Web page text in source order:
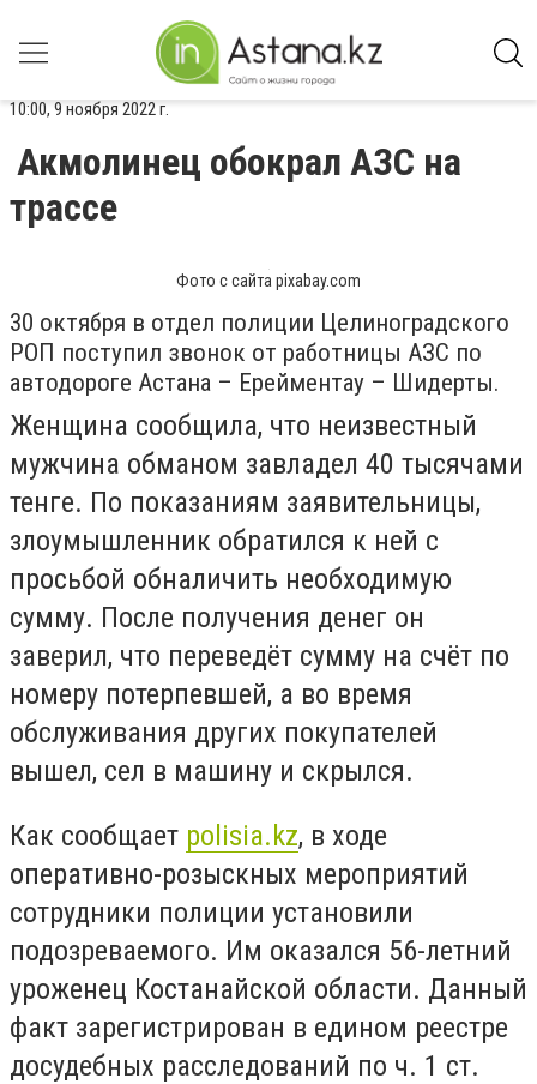
10:00, 9 ноября 2022 г.
Акмолинец обокрал АЗС на
трассе
Фото с сайта pixabay.com
30 октября в отдел полиции Целиноградского
РОП поступил звонок от работницы АЗС по
автодороге Астана – Ерейментау – Шидерты.
Женщина сообщила, что неизвестный
мужчина обманом завладел 40 тысячами
тенге. По показаниям заявительницы,
злоумышленник обратился к ней с
просьбой обналичить необходимую
сумму. После получения денег он
заверил, что переведёт сумму на счёт по
номеру потерпевшей, а во время
обслуживания других покупателей
вышел, сел в машину и скрылся.
Как сообщает polisia.kz, в ходе
оперативно-розыскных мероприятий
сотрудники полиции установили
подозреваемого. Им оказался 56-летний
уроженец Костанайской области. Данный
факт зарегистрирован в едином реестре
досудебных расследований по ч. 1 ст.